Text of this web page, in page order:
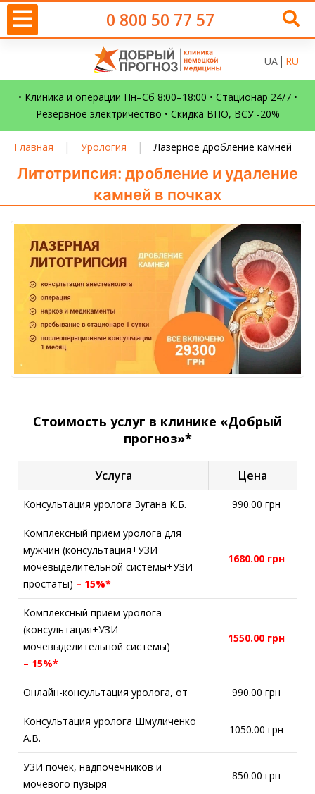
0 800 50 77 57
UA RU
• Клиника и операции Пн–Сб 8:00–18:00 • Стационар 24/7 •
Резервное электричество • Скидка ВПО, ВСУ -20%
Главная | Урология | Лазерное дробление камней
Литотрипсия: дробление и удаление
камней в почках
Стоимость услуг в клинике «Добрый
прогноз»*
Услуга Цена
Консультация уролога Зугана К.Б. 990.00 грн
Комплексный прием уролога для
мужчин (консультация+УЗИ
мочевыделительной системы+УЗИ
простаты) – 15%*
1680.00 грн
Комплексный прием уролога
(консультация+УЗИ
мочевыделительной системы)
– 15%*
1550.00 грн
Онлайн-консультация уролога, от 990.00 грн
Консультация уролога Шмуличенко
А.В.
1050.00 грн
УЗИ почек, надпочечников и
мочевого пузыря
850.00 грн